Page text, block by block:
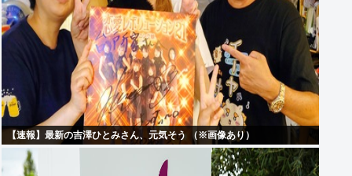
【速報】最新の吉澤ひとみさん、元気そう （※画像あり）